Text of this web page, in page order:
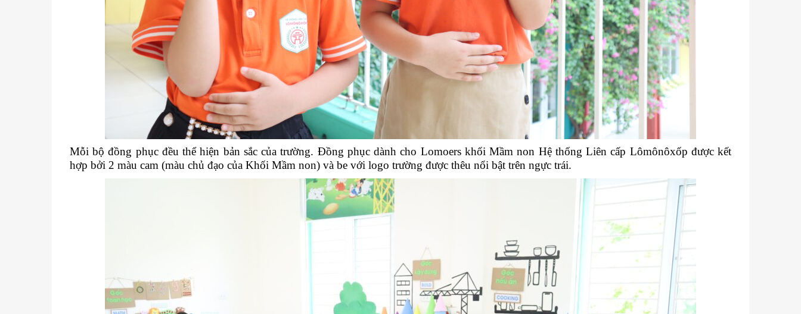
Mỗi bộ đồng phục đều thể hiện bản sắc của trường. Đồng phục dành cho Lomoers khối Mầm non Hệ thống Liên cấp Lômônôxốp được kết
hợp bởi 2 màu cam (màu chủ đạo của Khối Mầm non) và be với logo trường được thêu nổi bật trên ngực trái.